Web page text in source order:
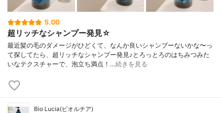
5.00
超リッチなシャンプー発見☆
最近髪の毛のダメージがひどくて、なんか良いシャンプーないかな〜っ
て探してたら、超リッチなシャンプー発見♪とろっとろのはちみつみた
いなテクスチャーで、泡立ち満点！…続きを見る
Bio Lucia(ビオルチア)